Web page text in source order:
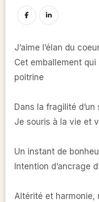
J’aime l’élan du
Cet emballement
poitrine
Dans la fragilité
Je souris à la vie et
Un instant de
Intention d’ancrage
Altérité et harmonie,